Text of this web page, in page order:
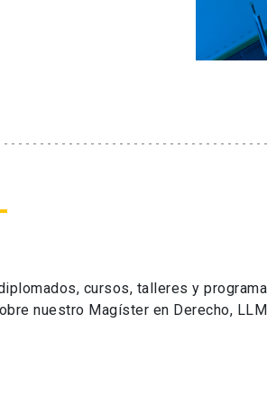
cursos, talleres y
nuestro Magíster en Derecho, LLM